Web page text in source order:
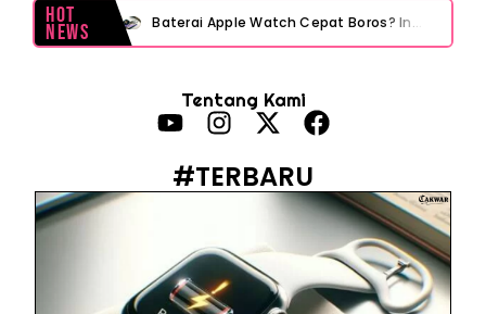
Hot
News Baterai Apple Watch Cepat Boros? Ini Penyebab dan Cara Mengatasinya
Eks Jampidsus Febrie Adriansyah Tersangka Korupsi Asabri Tapi Masih Terima Gaji: Mengapa Begitu?
Eks Dirut KBS Tersangka Korupsi Pakan Satwa Rp10,2 Miliar: Ironi Gelar Doktor Akuntabilitas
Kejagung Tetapkan Tersangka Baru Korupsi BGN! Ulasan Skandal Pengadaan
Tentang Kami
#TERBARU